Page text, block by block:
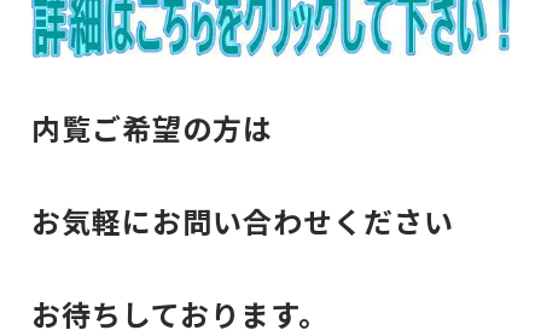
内覧ご希望の方は
お気軽にお問い合わせください
お待ちしております。